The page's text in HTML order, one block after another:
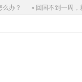
？ » 回国不到一周，就